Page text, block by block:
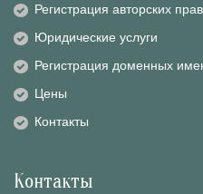
Регистрация авторских прав
Юридические услуги
Регистрация доменных
Цены
Контакты
Контакты